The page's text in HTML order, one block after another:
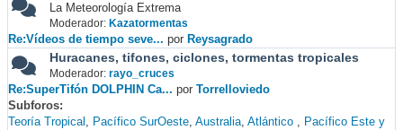
La Meteorología Extrema
Moderador: Kazatormentas
Re:Vídeos de tiempo seve... por Reysagrado
Huracanes, tifones, ciclones, tormentas tropicales
Moderador: rayo_cruces
Re:SuperTifón DOLPHIN Ca... por Torrelloviedo
Subforos
Teoría Tropical
Pacífico SurOeste Australia Atlántico
Pacífico Este y